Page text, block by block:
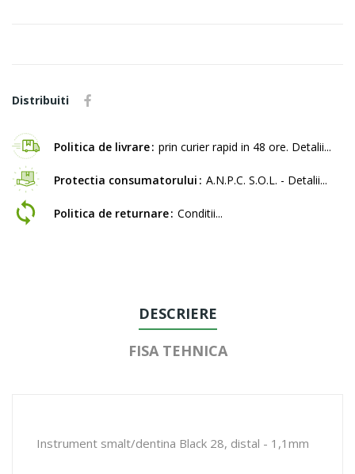
Distribuiti
Politica de livrare prin curier rapid in 48 ore. Detalii...
Protectia consumatorului A.N.P.C. S.O.L. - Detalii...
Politica de returnare Conditii...
DESCRIERE
FISA TEHNICA
Instrument smalt/dentina Black 28, distal - 1,1mm